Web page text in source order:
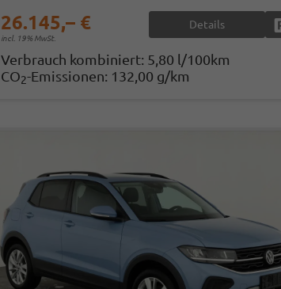
26.145,– €
incl. 19% MwSt.
Details
Verbrauch kombiniert: 5,80 l/100km
CO2-Emissionen: 132,00 g/km